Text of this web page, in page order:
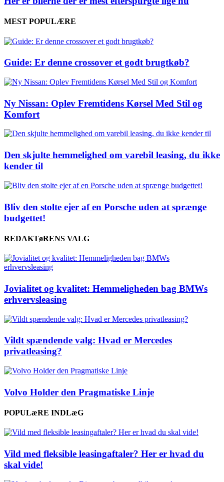
MEST POPULÆRE
Guide: Er denne crossover et godt brugtkøb?
Ny Nissan: Oplev Fremtidens Kørsel Med Stil og
Komfort
Den skjulte hemmelighed om varebil leasing, du ikke
kender til
Bliv den stolte ejer af en Porsche uden at sprænge
budgettet!
REDAKTøRENS VALG
Jovialitet og kvalitet: Hemmeligheden bag BMWs
erhvervsleasing
Vildt spændende valg: Hvad er Mercedes
privatleasing?
Volvo Holder den Pragmatiske Linje
POPULæRE INDLæG
Vild med fleksible leasingaftaler? Her er hvad du
skal vide!